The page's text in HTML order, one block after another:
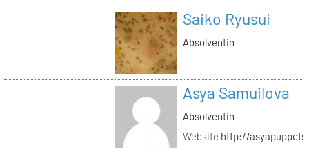
Saiko Ryusui
Absolventin
Asya Samuilova
Absolventin
Website http://